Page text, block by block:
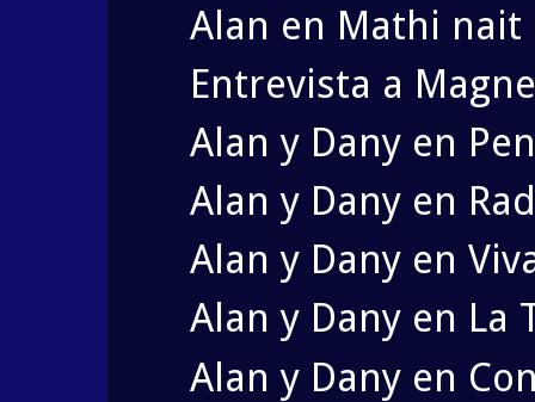
Alan en Mathi nait
Entrevista a
Alan y Dany en
Alan y Dany en
Alan y Dany en
Alan y Dany en La
Alan y Dany en